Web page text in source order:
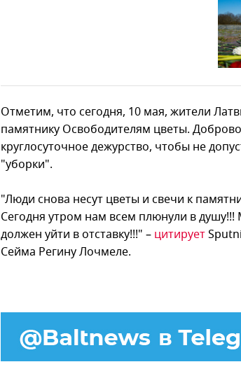
Отметим, что сегодня, 10 мая, жители
памятнику Освободителям цветы.
круглосуточное дежурство, чтобы не
"уборки".
"Люди снова несут цветы и свечи к
Сегодня утром нам всем плюнули в
должен уйти в отставку!!!" – цитирует
Сейма Регину Лочмеле.